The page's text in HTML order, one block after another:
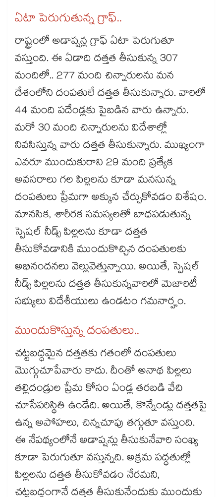
ఏటా పెరుగుతున్న గ్రాఫ్..
రాష్ట్రంలో అడాప్షన్ల గ్రాఫ్ ఏటా పెరుగుతూ
వస్తుంది. ఈ ఏడాది దత్తత తీసుకున్న 307
మందిలో.. 277 మంది చిన్నారులను మన
దేశంలోని దంపతులే దత్తత తీసుకున్నారు. వారిలో
44 మంది పదేండ్లకు పైబడిన వారు ఉన్నారు.
మరో 30 మంది చిన్నారులను విదేశాల్లో
నివసిస్తున్న వారు దత్తత తీసుకున్నారు. ముఖ్యంగా
ఎవరూ ముందుకురాని 29 మంది ప్రత్యేక
అవసరాలు గల పిల్లలను కూడా మనసున్న
దంపతులు ప్రేమగా అక్కున చేర్చుకోవడం విశేషం.
మానసిక, శారీరక సమస్యలతో బాధపడుతున్న
స్పెషల్ నీడ్స్ పిల్లలను కూడా దత్తత
తీసుకోవడానికి ముందుకొచ్చిన దంపతులకు
అభినందనలు వెల్లువెత్తున్నాయి. అయితే, స్పెషల్
నీడ్స్ పిల్లలను దత్తత తీసుకున్నవారిలో మెజారిటీ
సభ్యులు విదేశీయులు ఉండటం గమనార్హం.
ముందుకొస్తున్న దంపతులు..
చట్టబద్ధమైన దత్తతకు గతంలో దంపతులు
మొగ్గుచూపేవారు కాదు. దీంతో అనాథ పిల్లలు
తల్లిదండ్రుల ప్రేమ కోసం ఏండ్ల తరబడి వేచి
చూసేపరిస్థితి ఉండేది. అయితే, కొన్నేండ్లు దత్తతపై
ఉన్న అపోహలు, చిన్నచూపు తగ్గుతూ వస్తుంది.
ఈ నేపథ్యంలోనే అడాప్షన్లు తీసుకునేవారి సంఖ్య
కూడా పెరుగుతూ వస్తున్నది. అక్రమ పద్ధతుల్లో
పిల్లలను దత్తత తీసుకోవడం నేరమని,